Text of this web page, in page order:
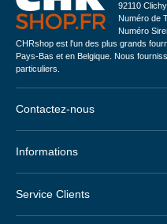
92110
Numéro de
Numéro
CHRshop est l'un des plus grands
Pays-Bas et en Belgique. Nous
particuliers.
Contactez-nous
Informations
Service Clients